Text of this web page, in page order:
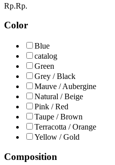
Rp.Rp.
Color
Blue
catalog
Green
Grey / Black
Mauve / Aubergine
Natural / Beige
Pink / Red
Taupe / Brown
Terracotta / Orange
Yellow / Gold
Composition